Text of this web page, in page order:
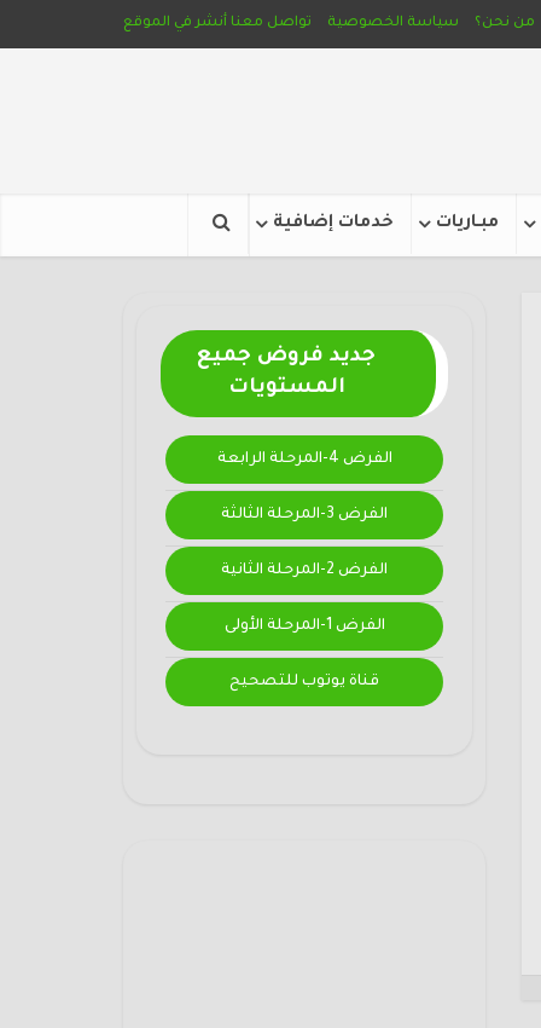
من نحن؟ سياسة الخصوصية تواصل معنا أنشر في الموقع
مبـاريات خدمات إضافية
جديد فروض جميع
المستويات
الفرض 4-المرحلة الرابعة
الفرض 3-المرحلة الثالثة
الفرض 2-المرحلة الثانية
الفرض 1-المرحلة الأولى
قناة يوتوب للتصحيح